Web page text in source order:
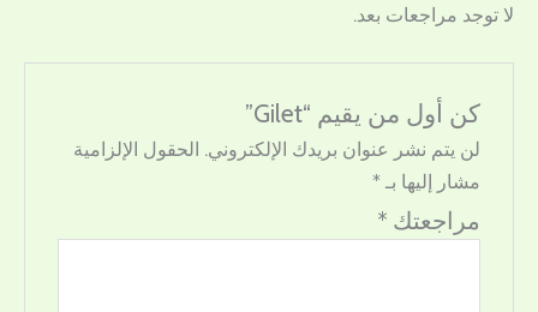
لا توجد مراجعات بعد.
كن أول من يقيم “Gilet”
لن يتم نشر عنوان بريدك الإلكتروني. الحقول الإلزامية
مشار إليها بـ*
مراجعتك *